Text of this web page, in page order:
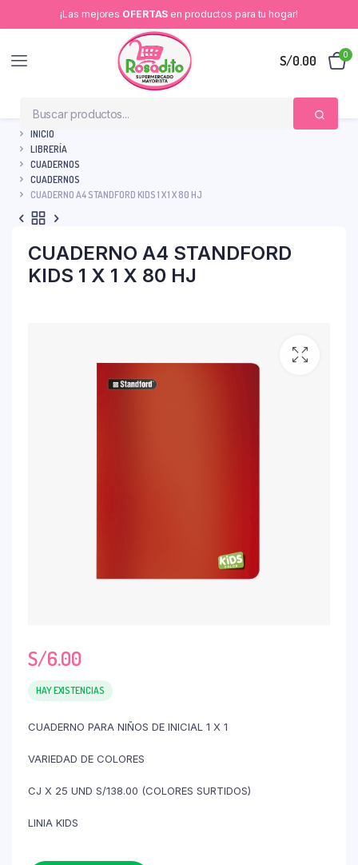
¡Las mejores OFERTAS en productos para tu hogar!
S/0.00 0
INICIO
LIBRERÍA
CUADERNOS
CUADERNOS
CUADERNO A4 STANDFORD KIDS 1 X 1 X 80 HJ
CUADERNO A4 STANDFORD
KIDS 1 X 1 X 80 HJ
S/6.00
HAY EXISTENCIAS
CUADERNO PARA NIÑOS DE INICIAL 1 X 1
VARIEDAD DE COLORES
CJ X 25 UND S/138.00 (COLORES SURTIDOS)
LINIA KIDS